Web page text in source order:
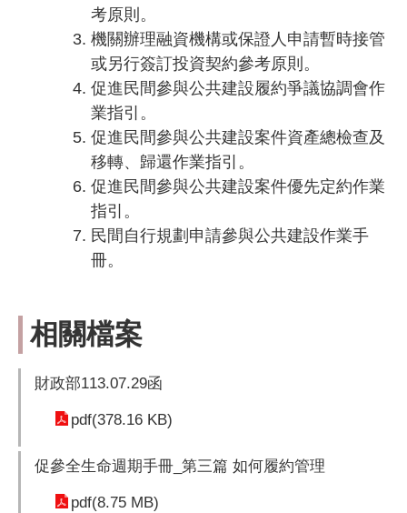
考原則。
機關辦理融資機構或保證人申請暫時接管
或另行簽訂投資契約參考原則。
促進民間參與公共建設履約爭議協調會作
業指引。
促進民間參與公共建設案件資產總檢查及
移轉、歸還作業指引。
促進民間參與公共建設案件優先定約作業
指引。
民間自行規劃申請參與公共建設作業手
冊。
相關檔案
財政部113.07.29函
pdf(378.16 KB)
促參全生命週期手冊_第三篇 如何履約管理
pdf(8.75 MB)